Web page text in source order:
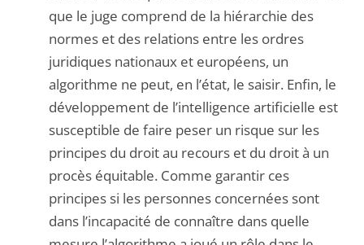
que le juge comprend de la hiérarchie des
normes et des relations entre les ordres
juridiques nationaux et européens, un
algorithme ne peut, en l’état, le saisir. Enfin, le
développement de l’intelligence artificielle est
susceptible de faire peser un risque sur les
principes du droit au recours et du droit à un
procès équitable. Comme garantir ces
principes si les personnes concernées sont
dans l’incapacité de connaître dans quelle